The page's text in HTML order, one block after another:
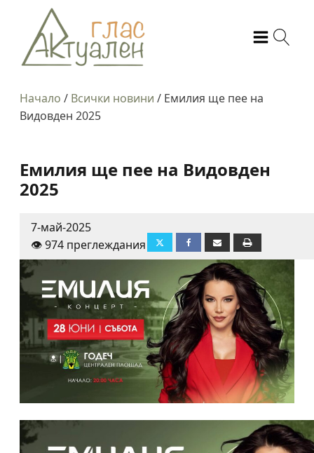
Начало / Всички новини / Емилия ще пее на
Видовден 2025
Емилия ще пее на Видовден
2025
7-май-2025
👁️ 974 преглеждания